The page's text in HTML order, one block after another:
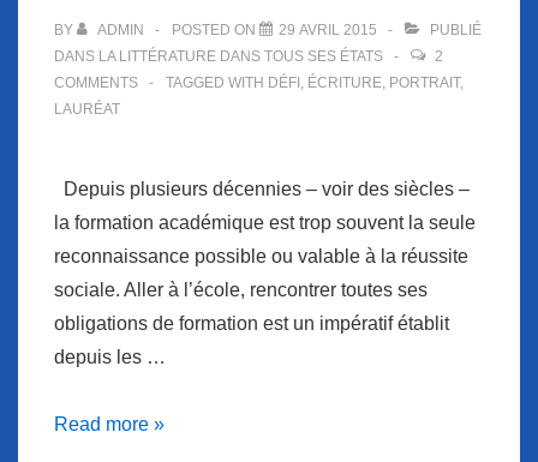
BY ADMIN POSTED ON 29 AVRIL 2015
PUBLIÉ
DANS LA LITTÉRATURE DANS TOUS SES ÉTATS
2
COMMENTS
TAGGED WITH DÉFI , ÉCRITURE, PORTRAIT,
LAURÉAT
Depuis plusieurs décennies – voir des siècles –
la formation académique est trop souvent la seule
reconnaissance possible ou valable à la réussite
sociale. Aller à l’école, rencontrer toutes ses
obligations de formation est un impératif établit
depuis les …
Le
Read more »